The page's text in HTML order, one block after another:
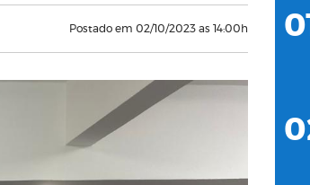
Postado em 02/10/2023 as 14:00h 01